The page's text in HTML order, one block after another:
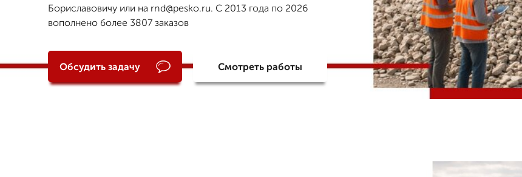
Бориславовичу или на rnd@pesko.ru. С 2013 года по 2026
вополнено более 3807 заказов
Обсудить задачу Смотреть работы